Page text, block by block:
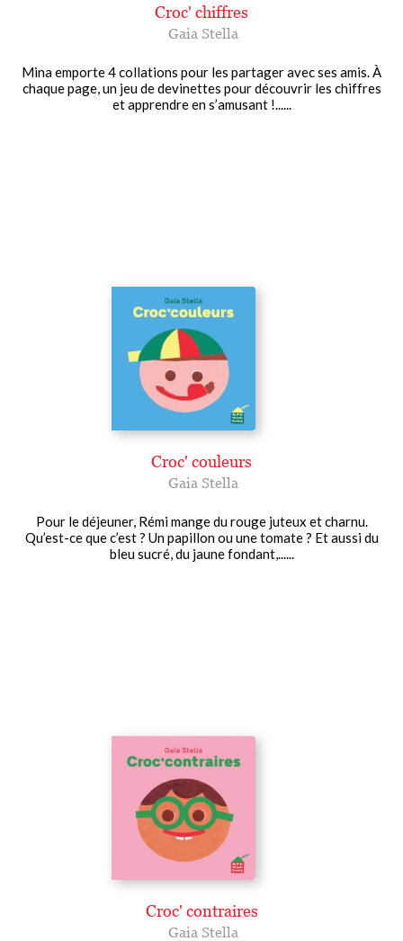
Croc' chiffres
Gaia Stella
Mina emporte 4 collations pour les partager avec ses amis. À
chaque page, un jeu de devinettes pour découvrir les chiffres
et apprendre en s’amusant !......
Croc' couleurs
Gaia Stella
Pour le déjeuner, Rémi mange du rouge juteux et charnu.
Qu’est-ce que c’est ? Un papillon ou une tomate ? Et aussi du
bleu sucré, du jaune fondant,......
Croc' contraires
Gaia Stella